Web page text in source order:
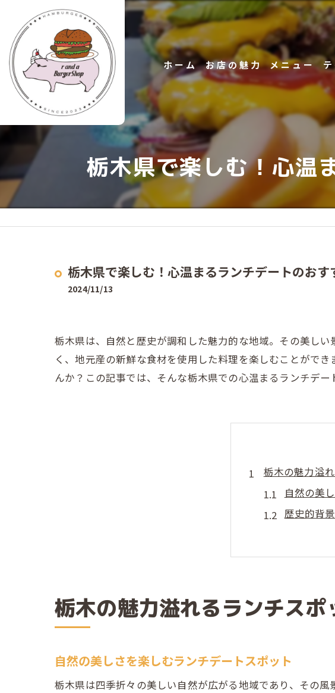
ホーム お店の魅力
ハンバーガーへのこだわり
メニュー
栃木県で楽しむ！心温
栃木県で楽しむ！心温まるランチデートのおす
2024/11/13
栃木県は、自然と歴史が調和した魅力的な地域。その美し
く、地元産の新鮮な食材を使用した料理を楽しむことがで
んか？この記事では、そんな栃木県での心温まるランチデー
栃木の魅力溢
自然の美
歴史的背
落ち着い
地元特有
四季折々
地元の新鮮食
新鮮野菜
地元農家
栃木の魅力溢れるランチス
自然の美しさを楽しむランチデートスポット
栃木県は四季折々の美しい自然が広がる地域であり、その